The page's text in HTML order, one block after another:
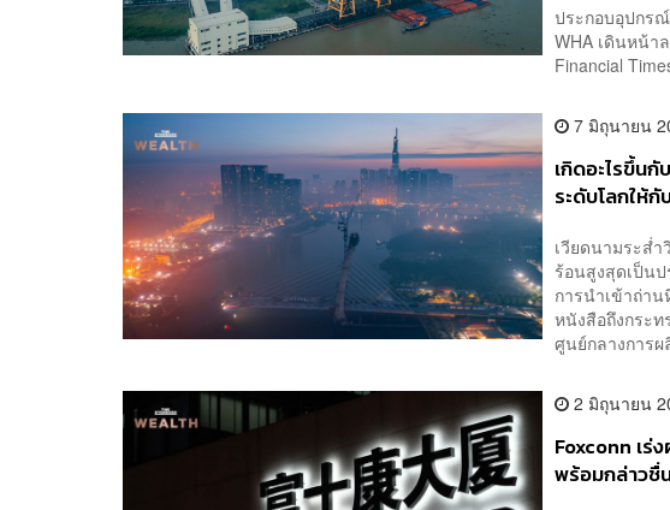
ประกอบอุปกร
WHA เดินหน้
Financial
7 มิถุนายน
เกิดอะไรขึ้น
ระดับโลกให้
เวียดนามระส่
ร้อนสูงสุดเป็น
การนำเข้าถ่า
หนังสือถึงกระ
ศูนย์กลางการผ
2 มิถุนายน
Foxconn เร่
พร้อมกล่าวชื่